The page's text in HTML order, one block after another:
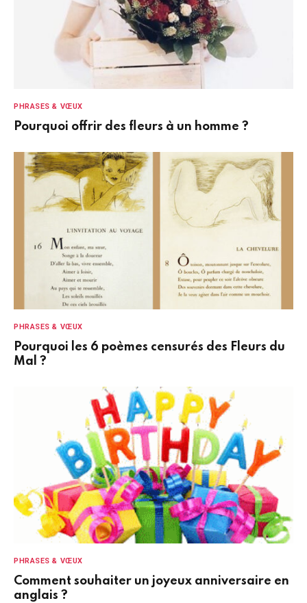
PHRASES & VŒUX
Pourquoi offrir des fleurs à un homme ?
PHRASES & VŒUX
Pourquoi les 6 poèmes censurés des Fleurs du
Mal ?
PHRASES & VŒUX
Comment souhaiter un joyeux anniversaire en
anglais ?